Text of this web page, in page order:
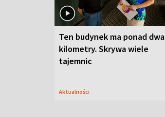
Ten budynek ma ponad dwa
kilometry. Skrywa wiele
tajemnic
Aktualności